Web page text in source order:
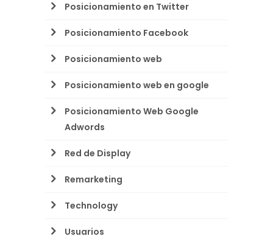
Posicionamiento en Twitter
Posicionamiento Facebook
Posicionamiento web
Posicionamiento web en google
Posicionamiento Web Google
Adwords
Red de Display
Remarketing
Technology
Usuarios